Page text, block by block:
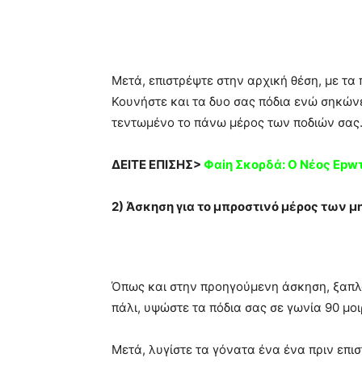
Μετά, επιστρέψτε στην αρχική θέση, με
Κουνήστε και τα δυο σας πόδια ενώ
τεντωμένο το πάνω μέρος των ποδιών σας.
ΔΕΙΤΕ ΕΠΙΣΗΣ> Φαiη Σκορδά: Ο Νέoς
2) Άσκηση για το μπροστινό μέρος των
Όπως και στην προηγούμενη άσκηση,
πάλι, υψώστε τα πόδια σας σε γωνία 90
Μετά, λυγίστε τα γόνατα ένα ένα πριν